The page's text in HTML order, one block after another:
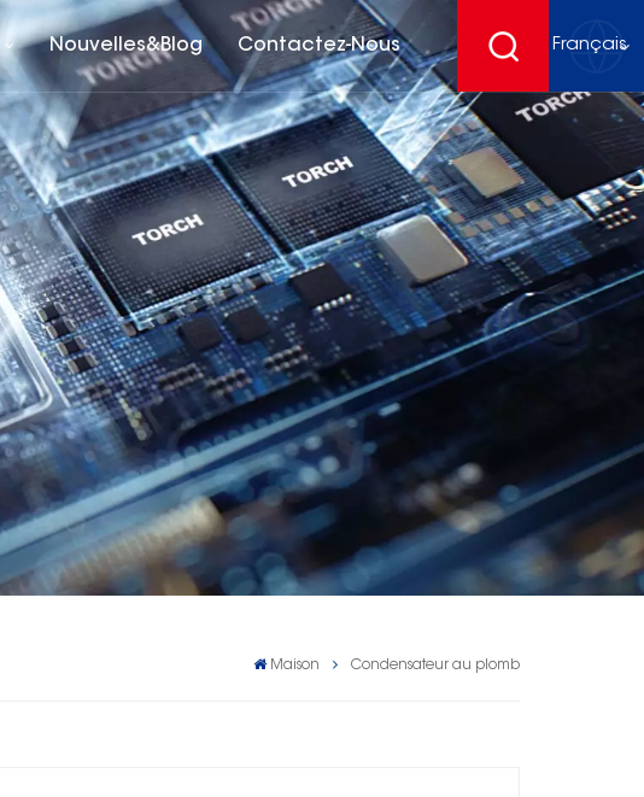
Nouvelles&Blog Contactez-Nous Français
English
français
Deutsch
español
Maison Condensateur au plomb